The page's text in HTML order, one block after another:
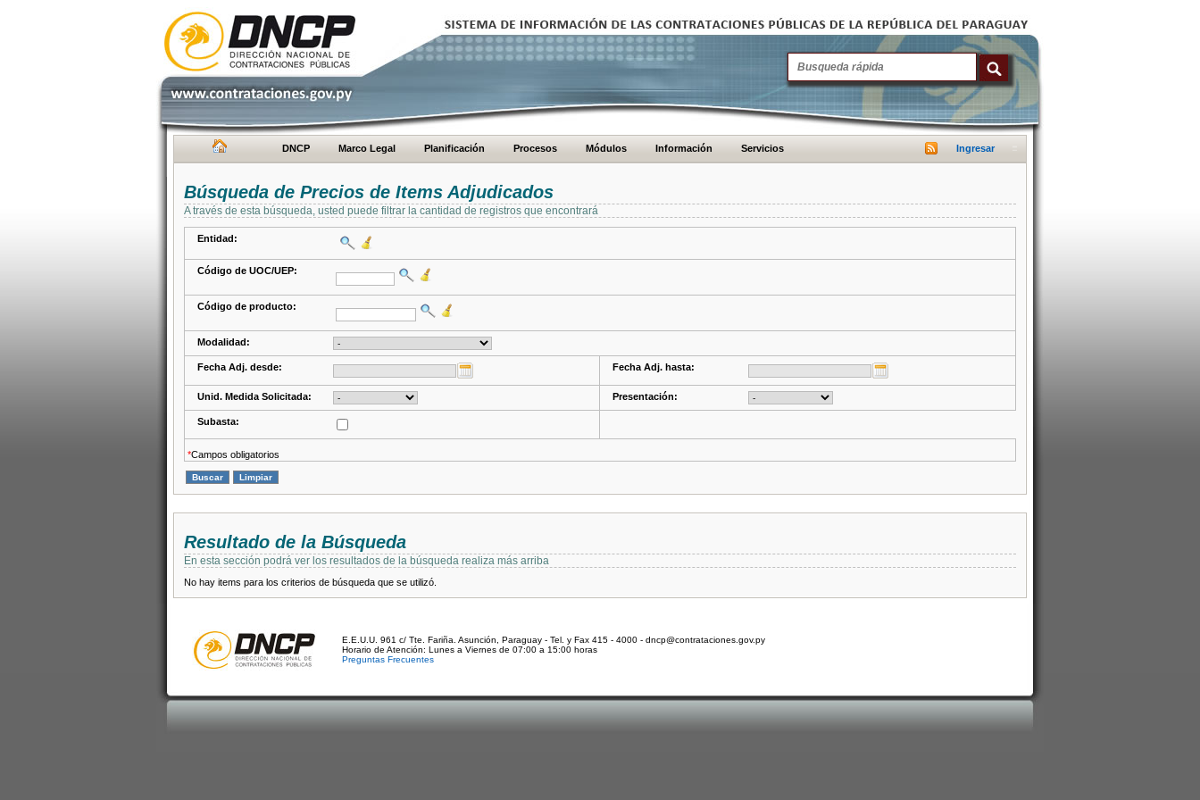
DNCP Marco Legal Planificación Procesos Módulos Información Servicios Ingresar
Búsqueda de Precios de Items Adjudicados
A través de esta búsqueda, usted puede filtrar la cantidad de registros que encontrará
Entidad:
Código de UOC/UEP:
Código de producto:
Modalidad:
Fecha Adj. desde: Fecha Adj. hasta:
Unid. Medida Solicitada: Presentación:
Subasta:
*Campos obligatorios
Resultado de la Búsqueda
En esta sección podrá ver los resultados de la búsqueda realiza más arriba
No hay items para los criterios de búsqueda que se utilizó.
E.E.U.U. 961 c/ Tte. Fariña. Asunción, Paraguay - Tel. y Fax 415 - 4000 - dncp@contrataciones.gov.py
Horario de Atención: Lunes a Viernes de 07:00 a 15:00 horas
Preguntas Frecuentes